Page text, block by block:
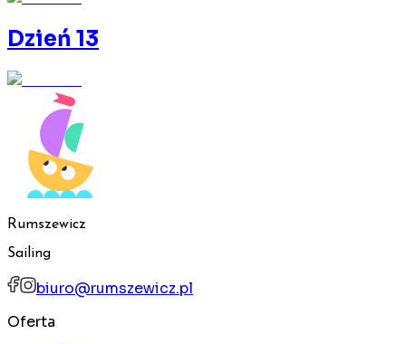
Dzień 13
Rumszewicz
Sailing
biuro@rumszewicz.pl
Oferta